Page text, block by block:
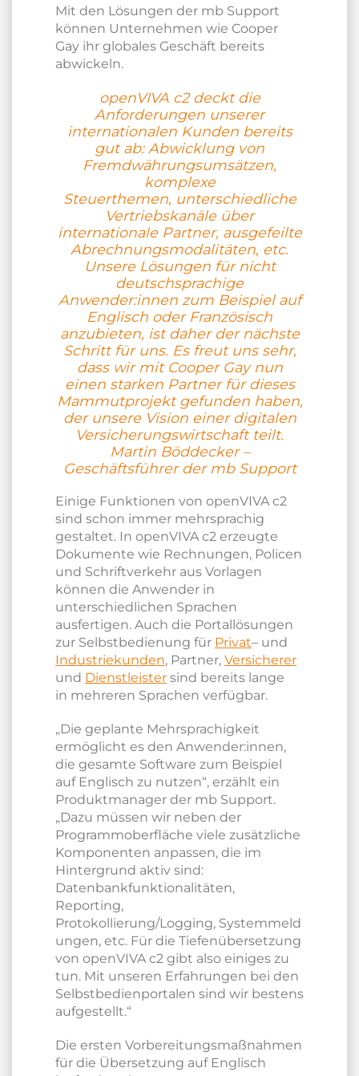
Mit den Lösungen der mb Support
können Unternehmen wie Cooper
Gay ihr globales Geschäft bereits
abwickeln.
openVIVA c2 deckt die
Anforderungen unserer
internationalen Kunden bereits
gut ab: Abwicklung von
Fremdwährungsumsätzen,
komplexe
Steuerthemen, unterschiedliche
Vertriebskanäle über
internationale Partner, ausgefeilte
Abrechnungsmodalitäten, etc.
Unsere Lösungen für nicht
deutschsprachige
Anwender:innen zum Beispiel auf
Englisch oder Französisch
anzubieten, ist daher der nächste
Schritt für uns. Es freut uns sehr,
dass wir mit Cooper Gay nun
einen starken Partner für dieses
Mammutprojekt gefunden haben,
der unsere Vision einer digitalen
Versicherungswirtschaft teilt.
Martin Böddecker –
Geschäftsführer der mb Support
Einige Funktionen von openVIVA c2
sind schon immer mehrsprachig
gestaltet. In openVIVA c2 erzeugte
Dokumente wie Rechnungen, Policen
und Schriftverkehr aus Vorlagen
können die Anwender in
unterschiedlichen Sprachen
ausfertigen. Auch die Portallösungen
zur Selbstbedienung für Privat– und
Industriekunden, Partner, Versicherer
und Dienstleister sind bereits lange
in mehreren Sprachen verfügbar.
„Die geplante Mehrsprachigkeit
ermöglicht es den Anwender:innen,
die gesamte Software zum Beispiel
auf Englisch zu nutzen“, erzählt ein
Produktmanager der mb Support.
„Dazu müssen wir neben der
Programmoberfläche viele zusätzliche
Komponenten anpassen, die im
Hintergrund aktiv sind:
Datenbankfunktionalitäten,
Reporting,
Protokollierung/Logging, Systemmeld
ungen, etc. Für die Tiefenübersetzung
von openVIVA c2 gibt also einiges zu
tun. Mit unseren Erfahrungen bei den
Selbstbedienportalen sind wir bestens
aufgestellt.“
Die ersten Vorbereitungsmaßnahmen
für die Übersetzung auf Englisch